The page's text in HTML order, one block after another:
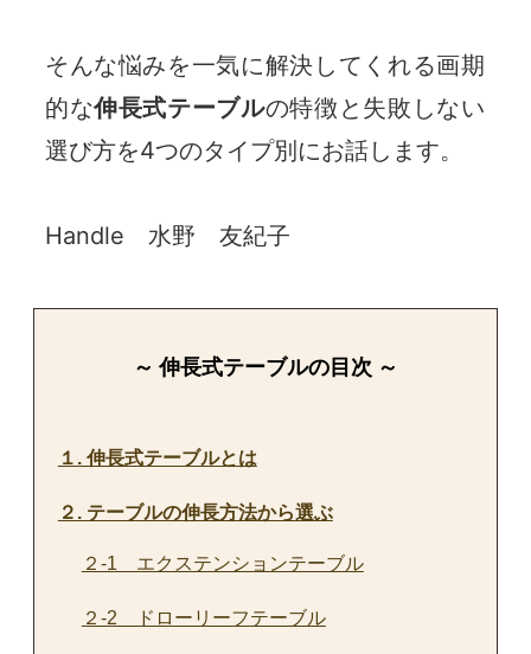
そんな悩みを一気に解決してくれる画期
的な伸長式テーブルの特徴と失敗しない
選び方を4つのタイプ別にお話します。
Handle 水野 友紀子
～ 伸長式テーブルの目次 ～
１. 伸長式テーブルとは
２. テーブルの伸長方法から選ぶ
２-1 エクステンションテーブル
２-2 ドローリーフテーブル